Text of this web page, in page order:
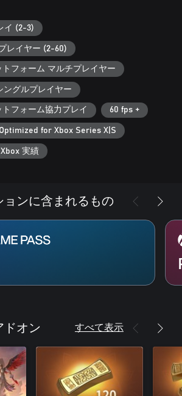
敵を討ち取る。
選択
技と奥義をカスタムする。ユニークな
近接武器と遠隔武器を組み合わせ、独
せよ。
ルス島と火羅国へ旅立ち、神秘な東洋
いを繰り広げよう。
イ (2-3)
レイヤー (2-60)
フォーム マルチプレイヤー
ングルプレイヤー
フォーム協力プレイ 60 fps +
Optimized for Xbox Series X|S
Xbox 実績
ョンに含まれるもの
ドオン すべて表示